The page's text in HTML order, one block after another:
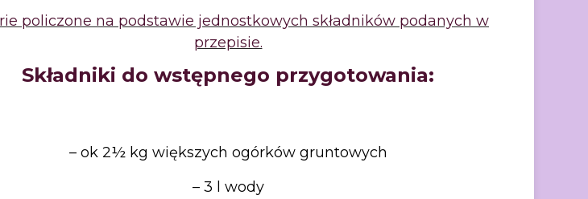
policzone na podstawie jednostkowych składników podanych w
przepisie.
Składniki do wstępnego przygotowania:
– ok 2½ kg większych ogórków gruntowych
– 3 l wody